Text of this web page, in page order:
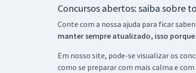
Concursos abertos: saiba sobre
Conte com a nossa ajuda para ficar
manter sempre atualizado, isso
Em nosso site, pode-se visualizar os
como se preparar com mais calma e